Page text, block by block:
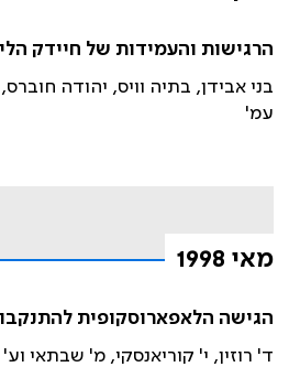
הרגישות והעמידות של חיידק
בני אבידן, בתיה וויס, יהודה
עמ'
מאי 1998
הגישה הלאפארוסקופית
ד' רוזין, י' קוריאנסקי, מ' שבתאי וע'